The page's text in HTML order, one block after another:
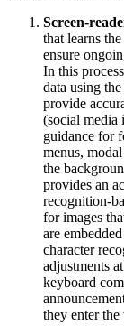
Screen-
that learns
ensure
In this
data using
provide
(social media
guidance for
menus,
the
provides an
recognition-
for images
are
character
adjustments
keyboard
they enter the